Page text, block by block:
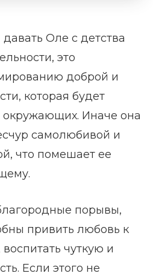
Оле с детства
это
доброй и
которая будет
окружающих. Иначе она
самолюбивой и
что помешает ее
порывы,
привить любовь к
чуткую и
Если этого не